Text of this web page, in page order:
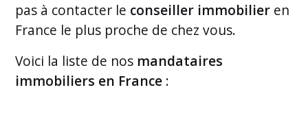
pas à contacter le conseiller immobilier en
France le plus proche de chez vous.
Voici la liste de nos mandataires
immobiliers en France :